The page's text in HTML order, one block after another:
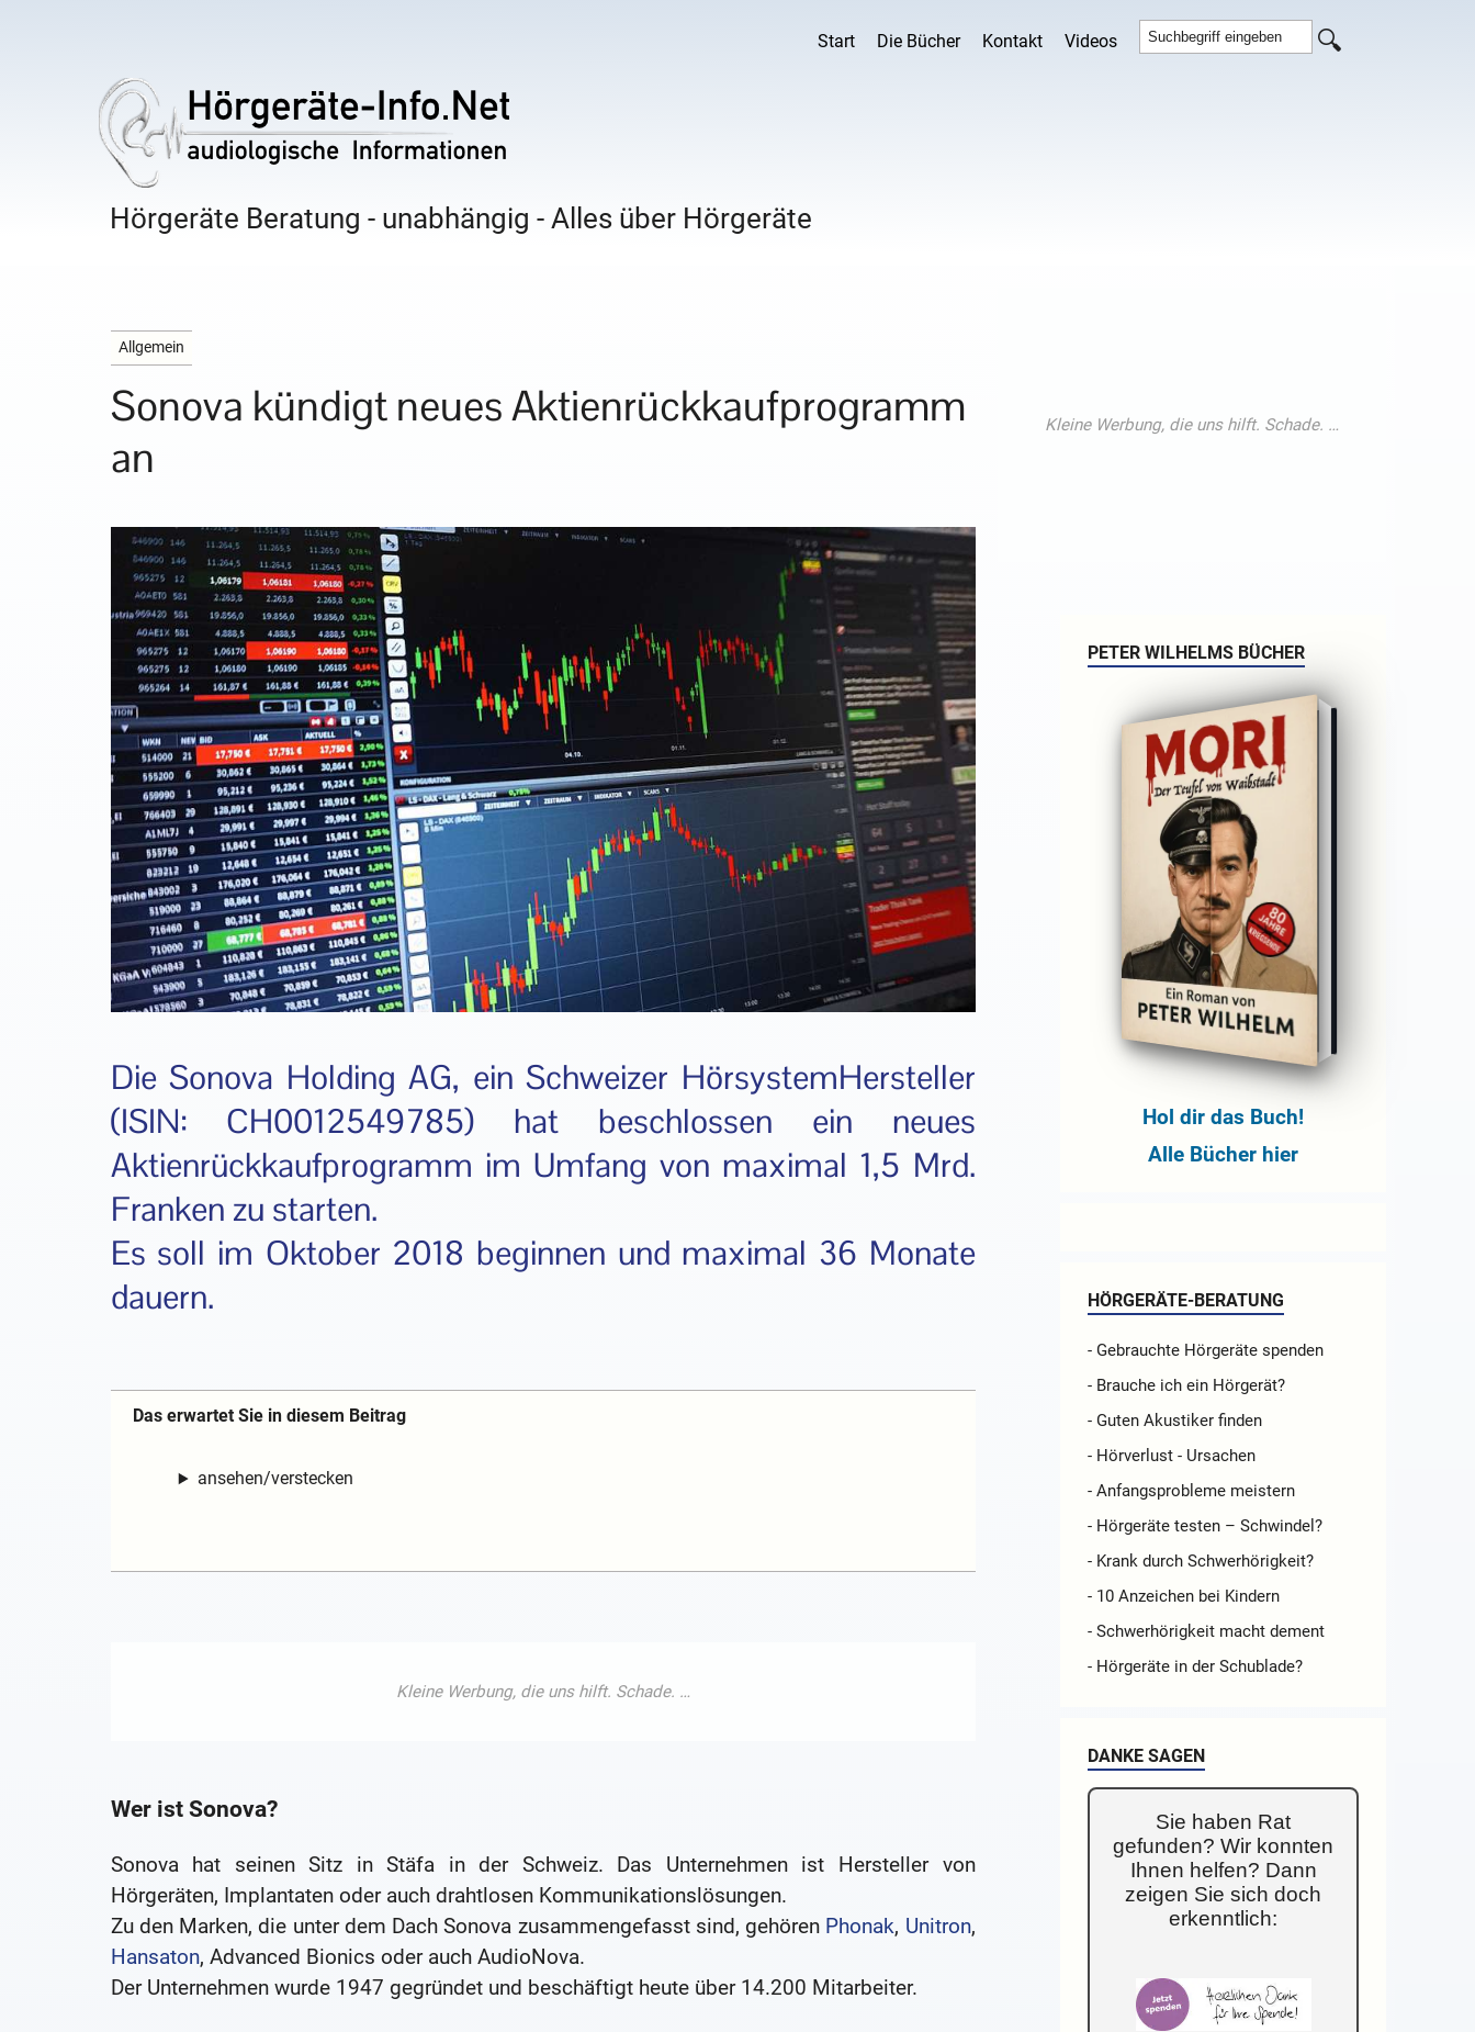
Start Die Bücher Kontakt Videos
Hörgeräte Beratung - unabhängig - Alles über Hörgeräte
Allgemein
Sonova kündigt neues Aktienrückkaufprogramm
an
Die Sonova Holding AG, ein Schweizer HörsystemHersteller
(ISIN: CH0012549785) hat beschlossen ein neues
Aktienrückkaufprogramm im Umfang von maximal 1,5 Mrd.
Franken zu starten.
Es soll im Oktober 2018 beginnen und maximal 36 Monate
dauern.
Das erwartet Sie in diesem Beitrag
ansehen/verstecken
Wer ist Sonova?
Sonova hat seinen Sitz in Stäfa in der Schweiz. Das Unternehmen ist Hersteller von
Hörgeräten, Implantaten oder auch drahtlosen Kommunikationslösungen.
Zu den Marken, die unter dem Dach Sonova zusammengefasst sind, gehören Phonak, Unitron,
Hansaton, Advanced Bionics oder auch AudioNova.
Der Unternehmen wurde 1947 gegründet und beschäftigt heute über 14.200 Mitarbeiter.
PETER WILHELMS BÜCHER
Hol dir das Buch!
Alle Bücher hier
HÖRGERÄTE-BERATUNG
- Gebrauchte Hörgeräte spenden
- Brauche ich ein Hörgerät?
- Guten Akustiker finden
- Hörverlust - Ursachen
- Anfangsprobleme meistern
- Hörgeräte testen – Schwindel?
- Krank durch Schwerhörigkeit?
- 10 Anzeichen bei Kindern
- Schwerhörigkeit macht dement
- Hörgeräte in der Schublade?
DANKE SAGEN
Sie haben Rat
gefunden? Wir konnten
Ihnen helfen? Dann
zeigen Sie sich doch
erkenntlich: